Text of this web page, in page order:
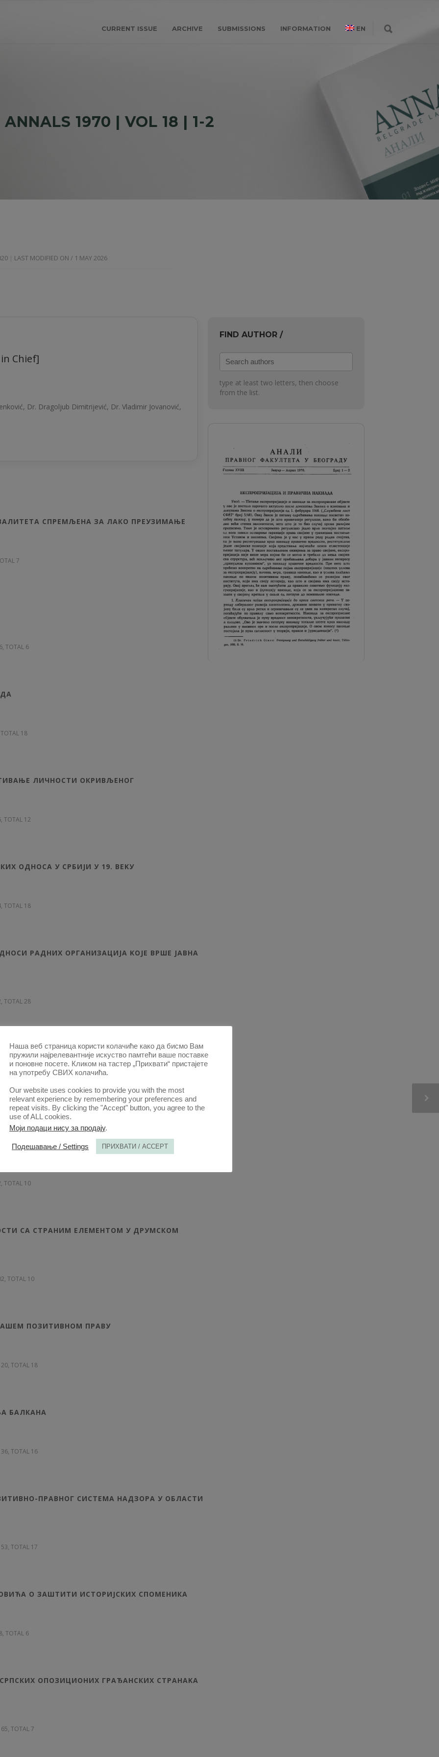
CURRENT ISSUE ARCHIVE SUBMISSIONS INFORMATION EN
ANNALS 1970 | VOL 18 | 1-2
LAST MODIFIED ON / 1 MAY 2026
Chief]
Dr. Dragolјub Dimitrijević, Dr. Vladimir Jovanović,
FIND AUTHOR /
Search
authors
type at least two letters, then choose
from the list.
СПРЕМЉЕНА ЗА ЛАКО ПРЕУЗИМАЊЕ
7
TOTAL 6
18
ЛИЧНОСТИ ОКРИВЉЕНОГ
TOTAL 12
ОДНОСА У СРБИЈИ У 19. BEKУ
TOTAL 18
РАДНИХ ОРГАНИЗАЦИЈА KOJE ВРШЕ JAВНA
TOTAL 28
РЕПУБЛИКЕ РУМУНИЈЕ
TOTAL 10
УПОТРЕБЉАВАЊЕ СТВАРИ (ПРОБЛЕМ „НОВО ЗА
TOTAL 10
СА СТРАНИМ ЕЛЕМЕНТОМ У ДРУМСКОМ
TOTAL 10
ПОЗИТИВНОМ ПРАВУ
TOTAL 18
БАЛКАНА
TOTAL 16
ПРАВНОГ СИСТЕМА НАДЗОРА У ОБЛАСТИ
TOTAL 17
О ЗАШТИТИ ИСТОРИЈСКИХ СПОМЕНИКА
TOTAL 6
ОПОЗИЦИОНИХ ГРАЂАНСКИХ CТPAHAKA
TOTAL 7
Наша веб страница користи колачиће како да бисмо Вам
пружили најрелевантније искуство памтећи ваше поставке
и поновне посете. Кликом на тастер „Прихвати“ пристајете
на употребу СВИХ колачића.
Our website uses cookies to provide you with the most
relevant experience by remembering your preferences and
repeat visits. By clicking the "Accept" button, you agree to the
use of ALL cookies.
Моји подаци нису за продају.
Подешавање / Settings ПРИХВАТИ / ACCEPT